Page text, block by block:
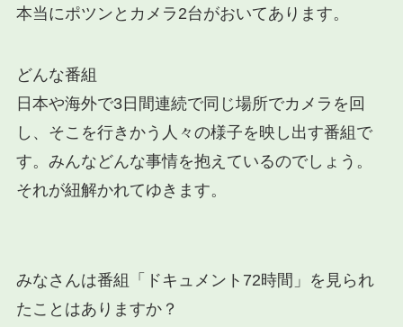
本当にポツンとカメラ2台がおいてあります。
どんな番組
日本や海外で3日間連続で同じ場所でカメラを回
し、そこを行きかう人々の様子を映し出す番組で
す。みんなどんな事情を抱えているのでしょう。
それが紐解かれてゆきます。
みなさんは番組「ドキュメント72時間」を見られ
たことはありますか？